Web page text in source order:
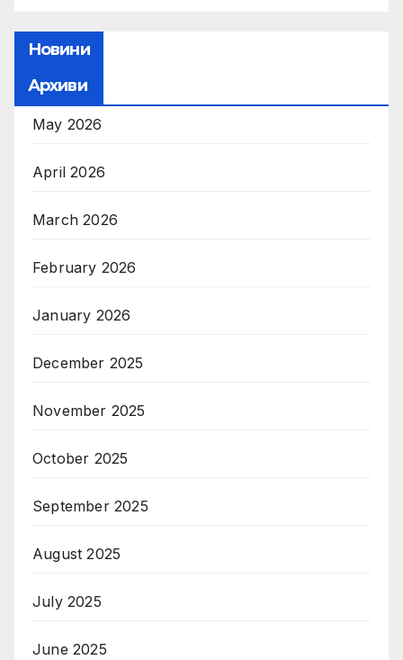
Новини
Архиви
May 2026
April 2026
March 2026
February 2026
January 2026
December 2025
November 2025
October 2025
September 2025
August 2025
July 2025
June 2025